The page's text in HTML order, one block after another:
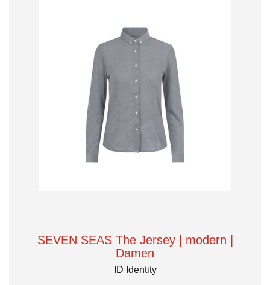
SEVEN SEAS The Jersey | modern |
Damen
ID Identity